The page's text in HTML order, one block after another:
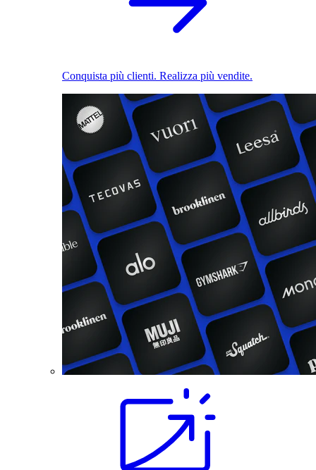
Conquista più clienti. Realizza più vendite.